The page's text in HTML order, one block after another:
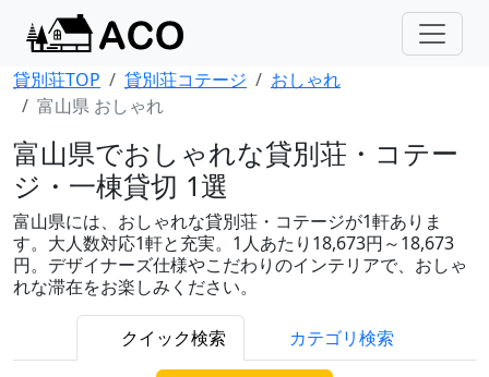
貸別荘TOP 貸別荘コテージ
おしゃれ
富山県 おしゃれ
富山県でおしゃれな貸別荘・コテー
ジ・一棟貸切 1選
富山県には、おしゃれな貸別荘・コテージが1軒ありま
す。大人数対応1軒と充実。1人あたり18,673円～18,673
円。デザイナーズ仕様やこだわりのインテリアで、おしゃ
れな滞在をお楽しみください。
クイック検索 カテゴリ検索